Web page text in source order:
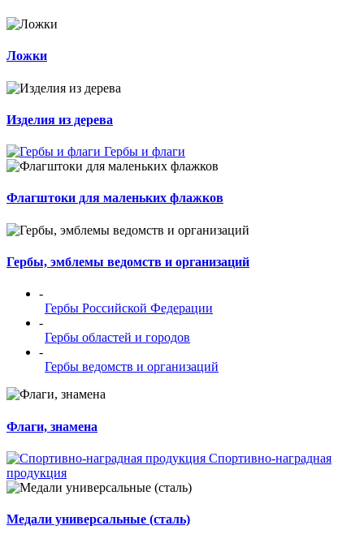
Ложки
Изделия из дерева
Гербы и флаги
Флагштоки для маленьких флажков
Гербы, эмблемы ведомств и организаций
-
Гербы Российской Федерации
-
Гербы областей и городов
-
Гербы ведомств и организаций
Флаги, знамена
Спортивно-наградная
продукция
Медали универсальные (сталь)